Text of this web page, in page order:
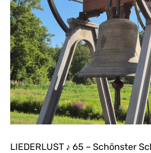
LIEDERLUST ♪ 65 – Schönster